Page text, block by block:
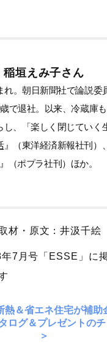
稲垣えみ子さん
れ。朝日新聞社で論説委
で退社。以来、冷蔵庫
、「楽しく閉じていく
』（東洋経済新報社刊）
』（ポプラ社刊）ほか。
材・原文：井汲千絵
7月号「ESSE」に
熱＆省エネ住宅が補助
ログ＆プレゼントの
＞